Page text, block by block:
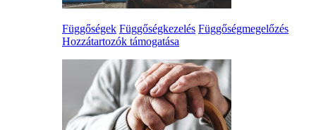
Függőségek Függőségkezelés Függőségmegelőzés
Hozzátartozók támogatása